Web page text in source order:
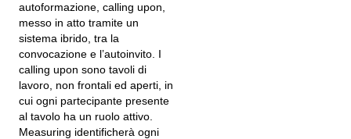
autoformazione, calling upon,
messo in atto tramite un
sistema ibrido, tra la
convocazione e l’autoinvito. I
calling upon sono tavoli di
lavoro, non frontali ed aperti, in
cui ogni partecipante presente
al tavolo ha un ruolo attivo.
Measuring identificherà ogni